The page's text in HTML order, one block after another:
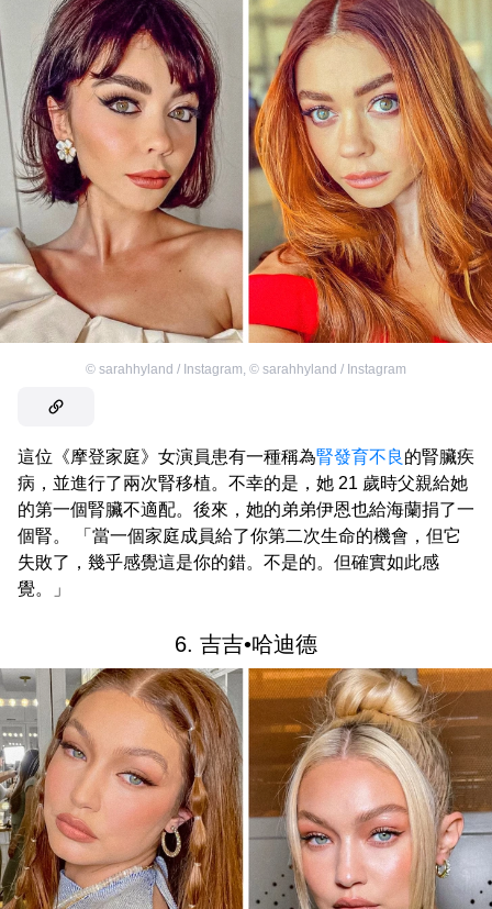
© sarahhyland / Instagram, © sarahhyland / Instagram
這位《摩登家庭》女演員患有一種稱為腎發育不良 的腎臟疾
病，並進行了兩次腎移植。不幸的是，她 21 歲時父親給她
的第一個腎臟不適配。後來，她的弟弟伊恩也給海蘭捐了一
個腎。 「當一個家庭成員給了你第二次生命的機會，但它
失敗了，幾乎感覺這是你的錯。不是的。但確實如此感
覺。」
6. 吉吉•哈迪德